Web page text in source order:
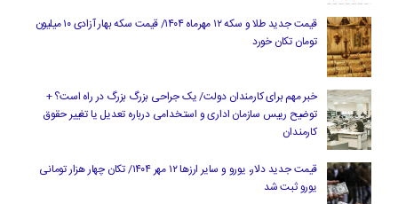
قیمت جدید طلا و سکه ۱۲ مهرماه ۱۴۰۴/ قیمت سکه بهار آزادی ۱۰ میلیون
تومان تکان خورد
خبر مهم برای کارمندان دولت/ یک جراحی بزرگ بزرگ در راه است؟ +
توضیح رییس سازمان اداری و استخدامی درباره تعدیل یا تغییر حقوق
کارمندان
قیمت جدید دلار، یورو و سایر ارزها ۱۲ مهر ۱۴۰۴/ تکان چهار هزار تومانی
یورو ثبت شد